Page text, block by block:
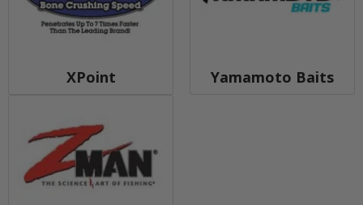
XPoint Yamamoto Baits